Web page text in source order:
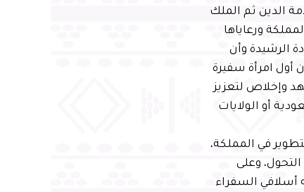
الدين ثم الملك
ورعاياها
الرشيدة وأن
أول امرأة سفيرة
وإخلاص لتعزيز
أو الولايات
في المملكة،
وعلى
أسلافي السفراء